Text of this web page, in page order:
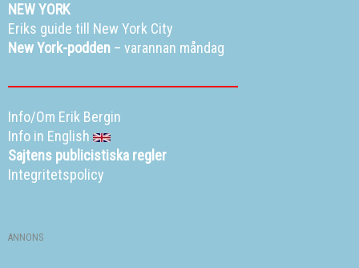
NEW YORK
Eriks guide till New York City
New York-podden – varannan måndag
Info/Om Erik Bergin
Info in English
Sajtens publicistiska regler
Integritetspolicy
ANNONS